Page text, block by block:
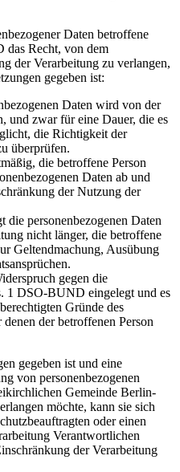
Daten betroffene
das Recht, von dem
der Verarbeitung zu verlangen,
gegeben ist:
Daten wird von der
und zwar für eine Dauer, die es
die Richtigkeit der
überprüfen.
die betroffene Person
Daten ab und
der Nutzung der
personenbezogenen Daten
nicht länger, die betroffene
Geltendmachung, Ausübung
gegen die
1 DSO-BUND eingelegt und es
Gründe des
der betroffenen Person
gegeben ist und eine
von personenbezogenen
Gemeinde Berlin-
möchte, kann sie sich
oder einen
Verantwortlichen
der Verarbeitung